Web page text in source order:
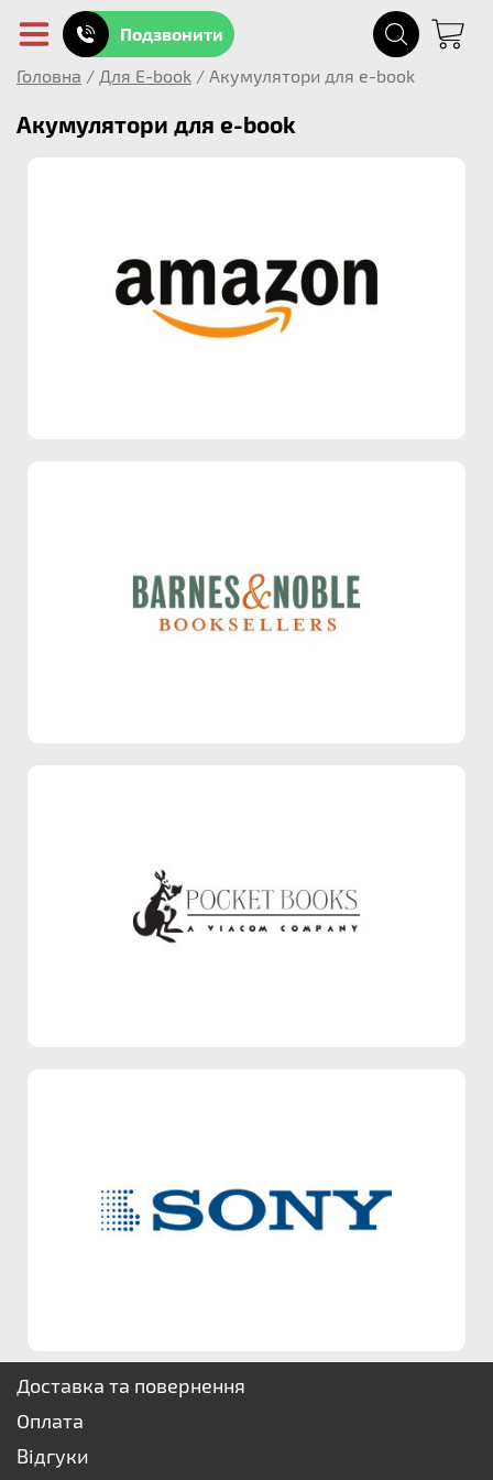
Подзвонити
Головна / Для E-book / Акумулятори для e-book
Акумулятори для e-book
Доставка та повернення
Оплата
Відгуки